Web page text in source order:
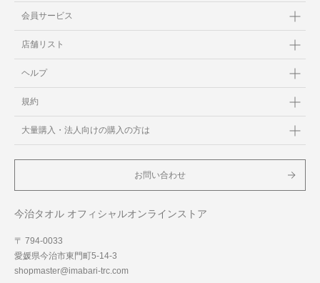
会員サービス
店舗リスト
ヘルプ
規約
大量購入・法人向けの購入の方は
お問い合わせ
今治タオル オフィシャルオンラインストア
〒 794-0033
愛媛県今治市東門町5-14-3
shopmaster@imabari-trc.com